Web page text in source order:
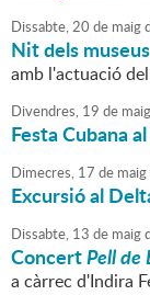
Dissabte,20 de maig
Nit dels museus
amb l'actuació
Divendres, 19 de maig
Festa Cubana
Dimecres, 17 de maig
Excursió al
Dissabte, 13 de maig
ConcertPell de
a càrrec d'Indira